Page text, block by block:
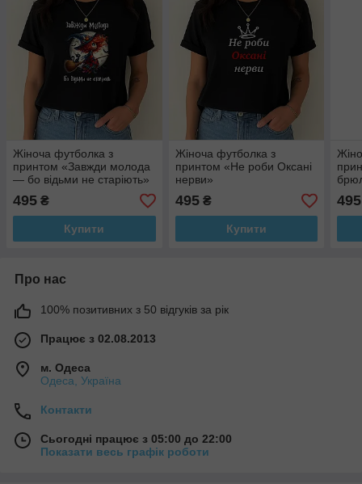
Жіноча футболка з
принтом «Завжди молода
— бо відьми не старіють»
495 ₴
Купити
Жіноча футболка з
принтом «Не роби Оксані
нерви»
495₴
Купити
495
Про нас
100% позитивних з 50 відгуків за рік
Працює з 02.08.2013
м. Одеса
Одеса, Україна
Контакти
Сьогодні працює з 05:00 до 22:00
Показати весь графік роботи